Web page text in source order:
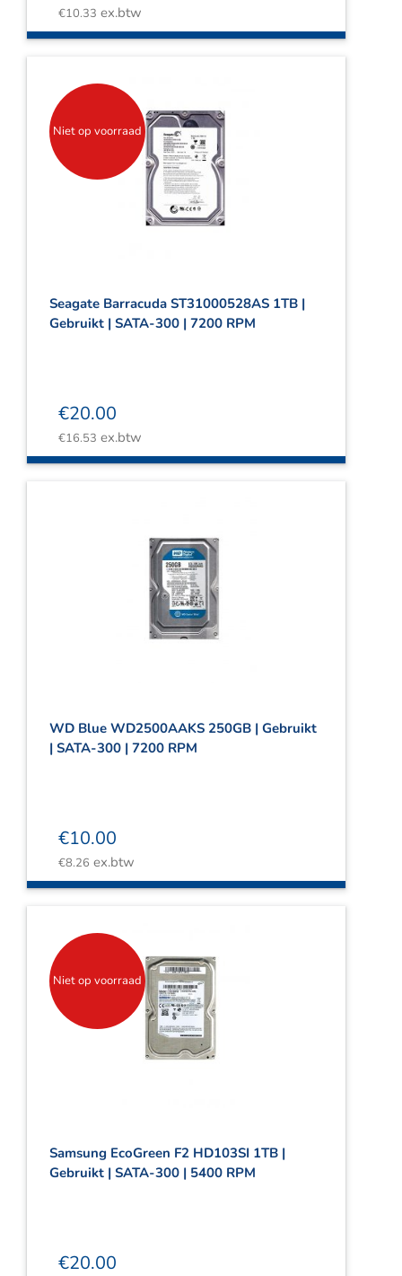
€10.33 ex.btw
Niet op voorraad
Seagate Barracuda ST31000528AS 1TB |
Gebruikt | SATA-300 | 7200 RPM
€20.00
€16.53 ex.btw
WD Blue WD2500AAKS 250GB | Gebruikt
| SATA-300 | 7200 RPM
€10.00
€8.26 ex.btw
Niet op voorraad
Samsung EcoGreen F2 HD103SI 1TB |
Gebruikt | SATA-300 | 5400 RPM
€20.00